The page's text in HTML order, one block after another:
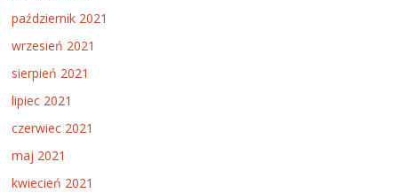
październik 2021
wrzesień 2021
sierpień 2021
lipiec 2021
czerwiec 2021
maj 2021
kwiecień 2021